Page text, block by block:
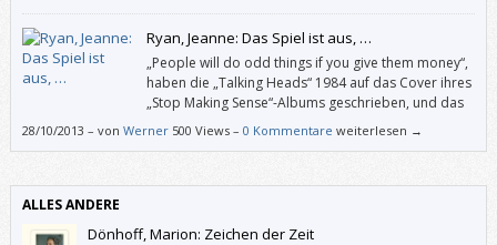
Ryan, Jeanne: Das Spiel ist aus, …
„People will do odd things if you give them money“,
haben die „Talking Heads“ 1984 auf das Cover ihres
„Stop Making Sense“-Albums geschrieben, und das
beschreibt dieses Buch ganz gut. Zum einen
28/10/2013 – von Werner 500 Views – 0 Kommentare weiterlesen →
ALLES ANDERE
Dönhoff, Marion: Zeichen der Zeit